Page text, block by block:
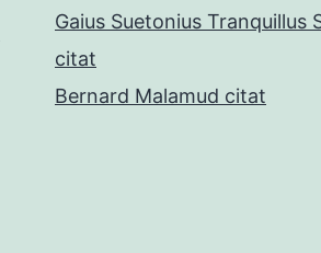
Gaius Suetonius Tranquillus
citat
Bernard Malamud citat